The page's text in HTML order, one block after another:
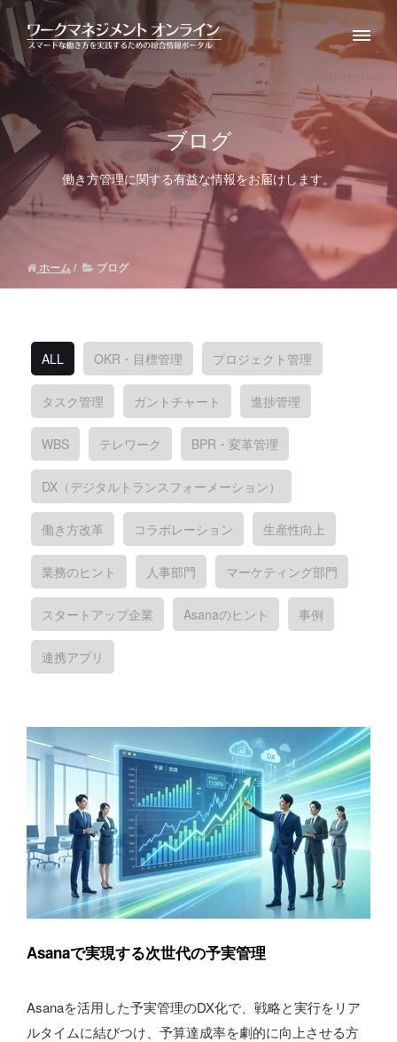
ブログ
働き方管理に関する有益な情報をお届けします。
ホーム ブログ
ALL OKR・目標管理 プロジェクト管理
タスク管理 ガントチャート 進捗管理
WBS テレワーク BPR・変革管理
DX（デジタルトランスフォーメーション）
働き方改革 コラボレーション 生産性向上
業務のヒント 人事部門 マーケティング部門
スタートアップ企業 Asanaのヒント 事例
連携アプリ
Asanaで実現する次世代の予実管理
Asanaを活用した予実管理のDX化で、戦略と実行をリア
ルタイムに結びつけ、予算達成率を劇的に向上させる方